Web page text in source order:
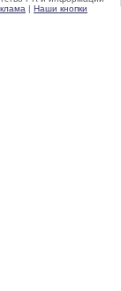
| Наши кнопки